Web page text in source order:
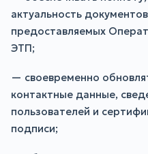
актуальность
предоставляемых
ЭТП;
— своевременно
контактные данные,
пользователей и
подписи;